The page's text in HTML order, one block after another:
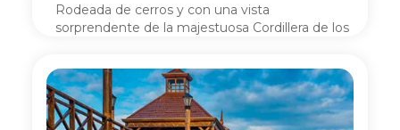
Rodeada de cerros y con una vista
sorprendente de la majestuosa Cordillera de los